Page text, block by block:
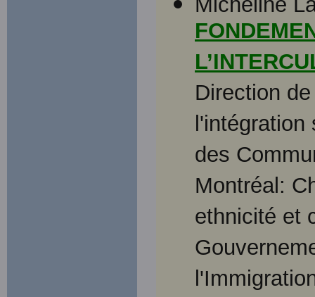
Direction
des
Montréal:
ethnicité et